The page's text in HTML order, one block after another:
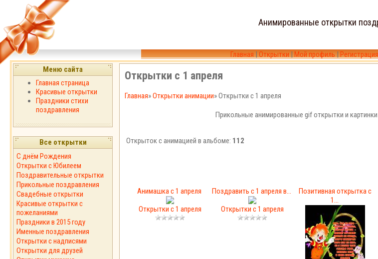
Анимированные открытки
Главная|Открытки|Мой профиль|Регистрация
Меню сайта
Главная страница
Красивые открытки
Праздники стихи
поздравления
Все открытки
С днём Рождения
Открытки с Юбилеем
Поздравительные открытки
Прикольные поздравления
Свадебные открытки
Красивые открытки с
пожеланиями
Праздники в 2015 году
Именные поздравления
Открытки с надписями
Открытки для друзей
Открытки с 1 апреля
Главная»Открытки анимации» Открытки с 1 апреля
Прикольные анимированные gif открытки и
Открыток с анимацией в альбоме: 112
Анимашка с 1 апреля
Открытки с 1 апреля
Поздравить с 1 апреля в...
Открытки с 1 апреля
Позитивная открытка с
1...